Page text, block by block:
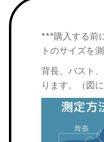
***購入する前
トのサイズを
背長、バスト
ります。（図